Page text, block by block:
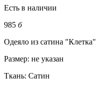
Есть в наличии
985 б
Одеяло из сатина "Клетка"
Размер: не указан
Ткань: Сатин